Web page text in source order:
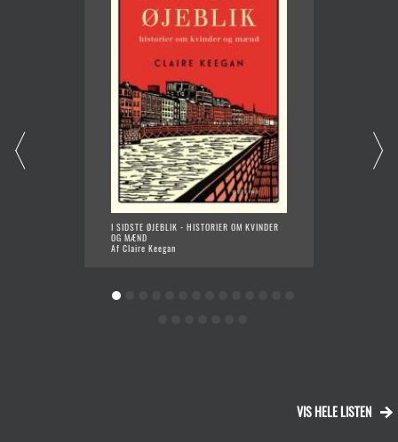
I SIDSTE ØJEBLIK - HISTORIER OM KVINDER
OG MÆND
Af Claire Keegan
VIS HELE LISTEN